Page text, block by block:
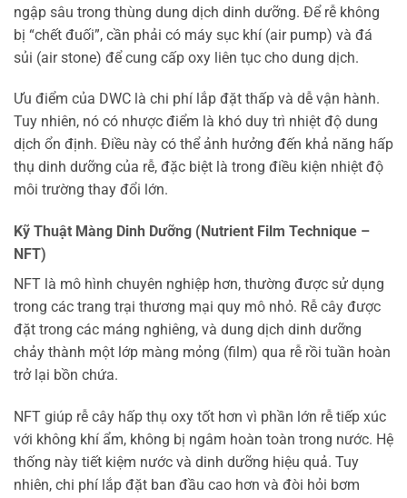
ngập sâu trong thùng dung dịch dinh dưỡng. Để rễ không
bị “chết đuối”, cần phải có máy sục khí (air pump) và đá
sủi (air stone) để cung cấp oxy liên tục cho dung dịch.
Ưu điểm của DWC là chi phí lắp đặt thấp và dễ vận hành.
Tuy nhiên, nó có nhược điểm là khó duy trì nhiệt độ dung
dịch ổn định. Điều này có thể ảnh hưởng đến khả năng hấp
thụ dinh dưỡng của rễ, đặc biệt là trong điều kiện nhiệt độ
môi trường thay đổi lớn.
Kỹ Thuật Màng Dinh Dưỡng (Nutrient Film Technique –
NFT)
NFT là mô hình chuyên nghiệp hơn, thường được sử dụng
trong các trang trại thương mại quy mô nhỏ. Rễ cây được
đặt trong các máng nghiêng, và dung dịch dinh dưỡng
chảy thành một lớp màng mỏng (film) qua rễ rồi tuần hoàn
trở lại bồn chứa.
NFT giúp rễ cây hấp thụ oxy tốt hơn vì phần lớn rễ tiếp xúc
với không khí ẩm, không bị ngâm hoàn toàn trong nước. Hệ
thống này tiết kiệm nước và dinh dưỡng hiệu quả. Tuy
nhiên, chi phí lắp đặt ban đầu cao hơn và đòi hỏi bơm